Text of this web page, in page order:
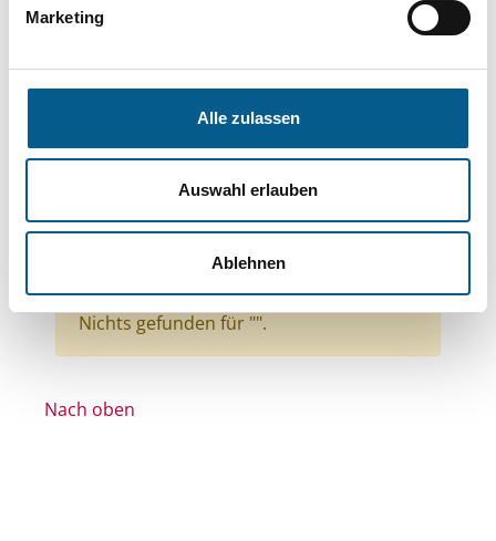
Marketing
Alle zulassen
Auswahl erlauben
Ablehnen
Themen: Kunst & Kultur
Themen: Politische Bildung & Demokratie
Themen: Wohltätige Zwecke
Themen: Seniorinnen, Senioren & Pflege
Themen: Wissenschaft und Forschung
Alle Filter entfernen
Nichts gefunden für "".
Nach oben